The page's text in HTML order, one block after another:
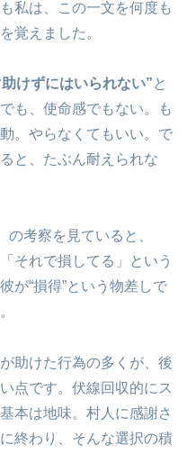
私は、この一文を何度も
覚えました。
助けずにはいられない” と
も、使命感でもない。も
。やらなくてもいい。で
と、たぶん耐えられな
考察を見ていると、
それで損してる」という
が“損得”という物差しで
助けた行為の多くが、後
点です。伏線回収的にス
本は地味。村人に感謝さ
終わり、そんな選択の積